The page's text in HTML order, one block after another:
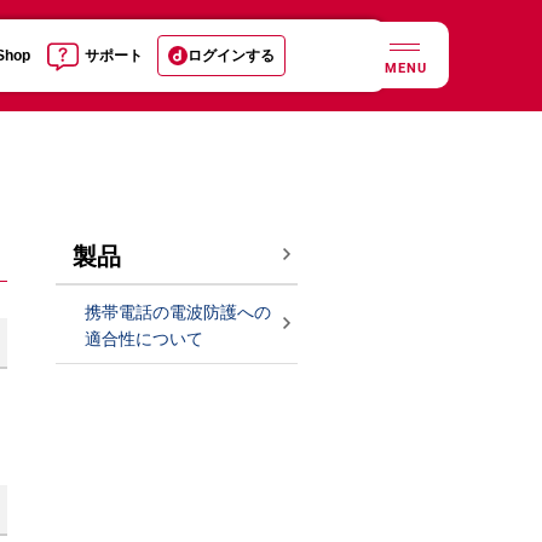
サポート ログインする
MENU
製品
携帯電話の電波防護への
適合性について